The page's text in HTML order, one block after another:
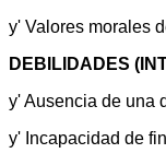
y' Valores morales
DEBILIDADES
y' Ausencia de una
y' Incapacidad de